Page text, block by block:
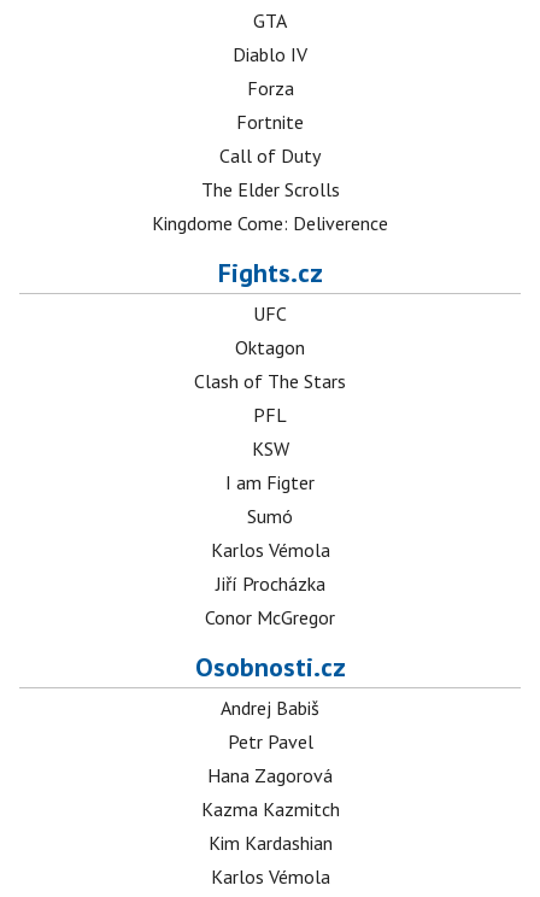
GTA
Diablo IV
Forza
Fortnite
Call of Duty
The Elder Scrolls
Kingdome Come: Deliverence
Fights.cz
UFC
Oktagon
Clash of The Stars
PFL
KSW
I am Figter
Sumó
Karlos Vémola
Jiří Procházka
Conor McGregor
Osobnosti.cz
Andrej Babiš
Petr Pavel
Hana Zagorová
Kazma Kazmitch
Kim Kardashian
Karlos Vémola